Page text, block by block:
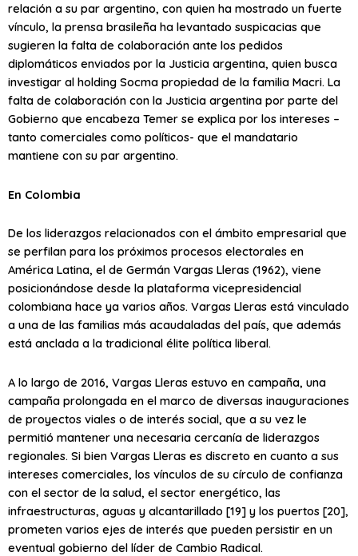
relación a su par argentino, con quien ha mostrado un fuerte
vínculo, la prensa brasileña ha levantado suspicacias que
sugieren la falta de colaboración ante los pedidos
diplomáticos enviados por la Justicia argentina, quien busca
investigar al holding Socma propiedad de la familia Macri. La
falta de colaboración con la Justicia argentina por parte del
Gobierno que encabeza Temer se explica por los intereses –
tanto comerciales como políticos- que el mandatario
mantiene con su par argentino.
En Colombia
De los liderazgos relacionados con el ámbito empresarial que
se perfilan para los próximos procesos electorales en
América Latina, el de Germán Vargas Lleras (1962), viene
posicionándose desde la plataforma vicepresidencial
colombiana hace ya varios años. Vargas Lleras está vinculado
a una de las familias más acaudaladas del país, que además
está anclada a la tradicional élite política liberal.
A lo largo de 2016, Vargas Lleras estuvo en campaña, una
campaña prolongada en el marco de diversas inauguraciones
de proyectos viales o de interés social, que a su vez le
permitió mantener una necesaria cercanía de liderazgos
regionales. Si bien Vargas Lleras es discreto en cuanto a sus
intereses comerciales, los vínculos de su círculo de confianza
con el sector de la salud, el sector energético, las
infraestructuras, aguas y alcantarillado [19] y los puertos [20],
prometen varios ejes de interés que pueden persistir en un
eventual gobierno del líder de Cambio Radical.